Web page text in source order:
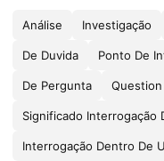
Análise Investigação
De Duvida Ponto De
De Pergunta Question
Significado Interrogação
Interrogação Dentro De